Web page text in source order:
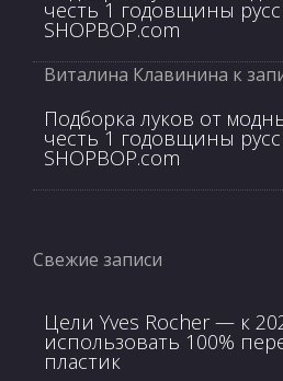
честь 1 годовщины
SHOPBOP.com
Виталина Клавинина к
Подборка луков от
честь 1 годовщины
SHOPBOP.com
Свежие записи
Цели Yves Rocher — к
использовать 100%
пластик